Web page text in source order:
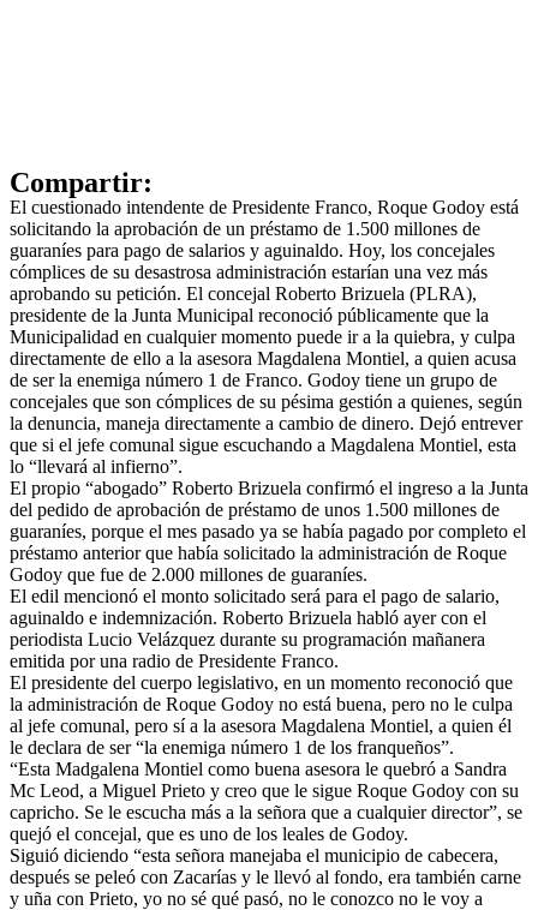
Compartir:
El cuestionado intendente de Presidente Franco, Roque Godoy está
solicitando la aprobación de un préstamo de 1.500 millones de
guaraníes para pago de salarios y aguinaldo. Hoy, los concejales
cómplices de su desastrosa administración estarían una vez más
aprobando su petición. El concejal Roberto Brizuela (PLRA),
presidente de la Junta Municipal reconoció públicamente que la
Municipalidad en cualquier momento puede ir a la quiebra, y culpa
directamente de ello a la asesora Magdalena Montiel, a quien acusa
de ser la enemiga número 1 de Franco. Godoy tiene un grupo de
concejales que son cómplices de su pésima gestión a quienes, según
la denuncia, maneja directamente a cambio de dinero. Dejó entrever
que si el jefe comunal sigue escuchando a Magdalena Montiel, esta
lo “llevará al infierno”.
El propio “abogado” Roberto Brizuela confirmó el ingreso a la Junta
del pedido de aprobación de préstamo de unos 1.500 millones de
guaraníes, porque el mes pasado ya se había pagado por completo el
préstamo anterior que había solicitado la administración de Roque
Godoy que fue de 2.000 millones de guaraníes.
El edil mencionó el monto solicitado será para el pago de salario,
aguinaldo e indemnización. Roberto Brizuela habló ayer con el
periodista Lucio Velázquez durante su programación mañanera
emitida por una radio de Presidente Franco.
El presidente del cuerpo legislativo, en un momento reconoció que
la administración de Roque Godoy no está buena, pero no le culpa
al jefe comunal, pero sí a la asesora Magdalena Montiel, a quien él
le declara de ser “la enemiga número 1 de los franqueños”.
“Esta Madgalena Montiel como buena asesora le quebró a Sandra
Mc Leod, a Miguel Prieto y creo que le sigue Roque Godoy con su
capricho. Se le escucha más a la señora que a cualquier director”, se
quejó el concejal, que es uno de los leales de Godoy.
Siguió diciendo “esta señora manejaba el municipio de cabecera,
después se peleó con Zacarías y le llevó al fondo, era también carne
y uña con Prieto, yo no sé qué pasó, no le conozco no le voy a